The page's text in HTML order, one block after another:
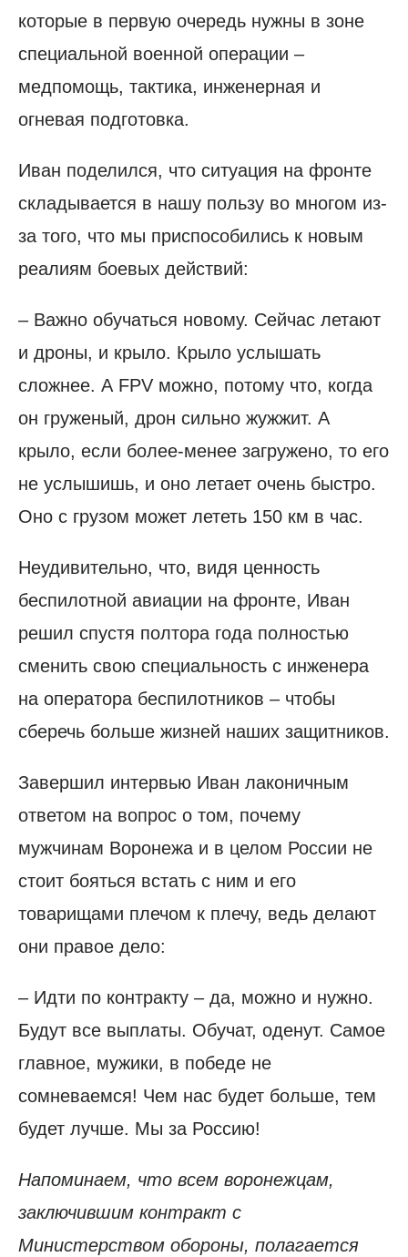
которые в первую очередь нужны в зоне
специальной военной операции –
медпомощь, тактика, инженерная и
огневая подготовка.
Иван поделился, что ситуация на фронте
складывается в нашу пользу во многом из-
за того, что мы приспособились к новым
реалиям боевых действий:
– Важно обучаться новому. Сейчас летают
и дроны, и крыло. Крыло услышать
сложнее. А FPV можно, потому что, когда
он груженый, дрон сильно жужжит. А
крыло, если более-менее загружено, то его
не услышишь, и оно летает очень быстро.
Оно с грузом может лететь 150 км в час.
Неудивительно, что, видя ценность
беспилотной авиации на фронте, Иван
решил спустя полтора года полностью
сменить свою специальность с инженера
на оператора беспилотников – чтобы
сберечь больше жизней наших защитников.
Завершил интервью Иван лаконичным
ответом на вопрос о том, почему
мужчинам Воронежа и в целом России не
стоит бояться встать с ним и его
товарищами плечом к плечу, ведь делают
они правое дело:
– Идти по контракту – да, можно и нужно.
Будут все выплаты. Обучат, оденут. Самое
главное, мужики, в победе не
сомневаемся! Чем нас будет больше, тем
будет лучше. Мы за Россию!
Напоминаем, что всем воронежцам,
заключившим контракт с
Министерством обороны, полагается